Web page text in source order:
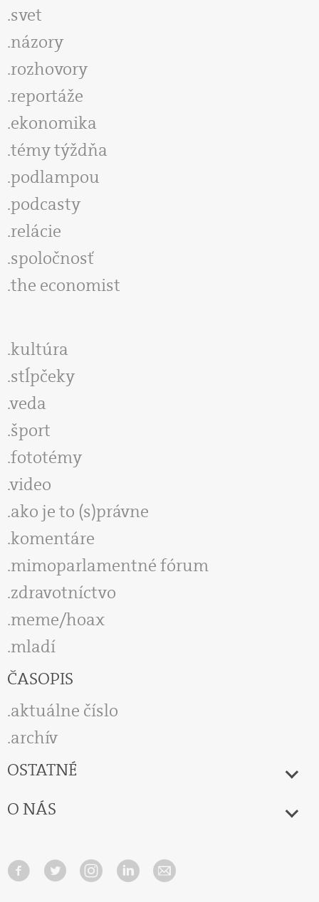
svet
názory
rozhovory
reportáže
ekonomika
témy týždňa
podlampou
podcasty
relácie
spoločnosť
the economist
kultúra
stĺpčeky
veda
šport
fototémy
video
ako je to (s)právne
komentáre
mimoparlamentné fórum
zdravotníctvo
meme/hoax
mladí
ČASOPIS
aktuálne číslo
archív
OSTATNÉ
O NÁS